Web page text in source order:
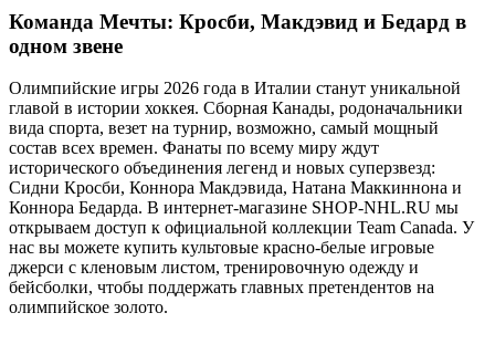
Команда Мечты: Кросби, Макдэвид и Бедард в
одном звене
Олимпийские игры 2026 года в Италии станут уникальной
главой в истории хоккея. Сборная Канады, родоначальники
вида спорта, везет на турнир, возможно, самый мощный
состав всех времен. Фанаты по всему миру ждут
исторического объединения легенд и новых суперзвезд:
Сидни Кросби, Коннора Макдэвида, Натана Маккиннона и
Коннора Бедарда. В интернет-магазине SHOP-NHL.RU мы
открываем доступ к официальной коллекции Team Canada. У
нас вы можете купить культовые красно-белые игровые
джерси с кленовым листом, тренировочную одежду и
бейсболки, чтобы поддержать главных претендентов на
олимпийское золото.